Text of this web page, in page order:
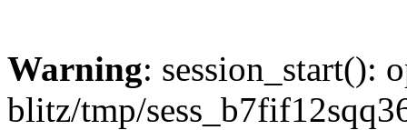
Warning: session_start():
blitz/tmp/